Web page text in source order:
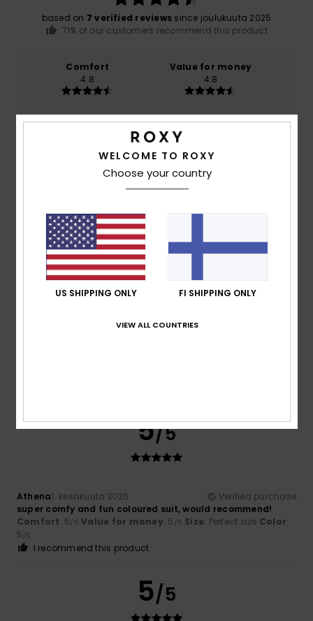
based on 7 verified reviews since joulukuuta 2025
71% of our customers recommend this product
Comfort
4.8
Value for money
4.8
Size
Too large
Material
Color
5
5/5
Athena1. kesäkuuta 2026
Verified purchase
super comfy and fun coloured suit, would recommend!
Comfort: 5/5 Value for money: 5 /5 Size: Perfect size Color:
5/5
I recommend this product
5/5
WELCOME TO ROXY
Choose your country
US SHIPPING ONLY FI SHIPPING ONLY
VIEW ALL COUNTRIES